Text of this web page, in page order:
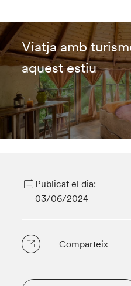
Viatja amb
aquest estiu
Publicat el dia:
03/06/2024
Comparteix